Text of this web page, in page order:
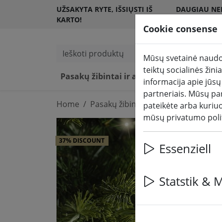
UŽSAKYTA RYTE, IŠSIŲSTI IŠ
KARTO!
DAUGIAU
Ieškoti produktų
Pasakų žibintai ir apšvietimas LED
Home Pasakų žibintai ir apšvietimas
37% DISCOUNT
Cookie consense
Mūsų svetainė
teiktų socialinės
informacija apie
partneriais. Mūsų
pateikėte arba
mūsų privatumo
Essenziell
Statstik &